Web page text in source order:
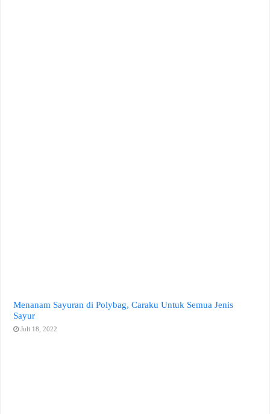
Menanam Sayuran di Polybag, Caraku Untuk Semua Jenis
Sayur
Juli 18, 2022